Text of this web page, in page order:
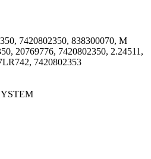
7420802350, 838300070, M
20769776, 7420802350, 2.24511,
7420802353